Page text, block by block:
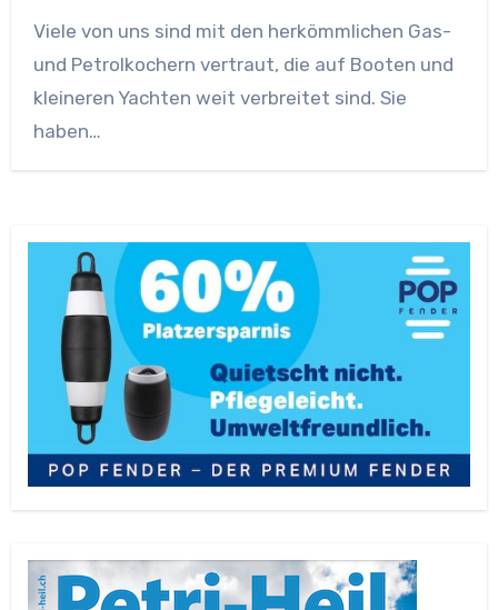
Viele von uns sind mit den herkömmlichen Gas-
und Petrolkochern vertraut, die auf Booten und
kleineren Yachten weit verbreitet sind. Sie
haben…